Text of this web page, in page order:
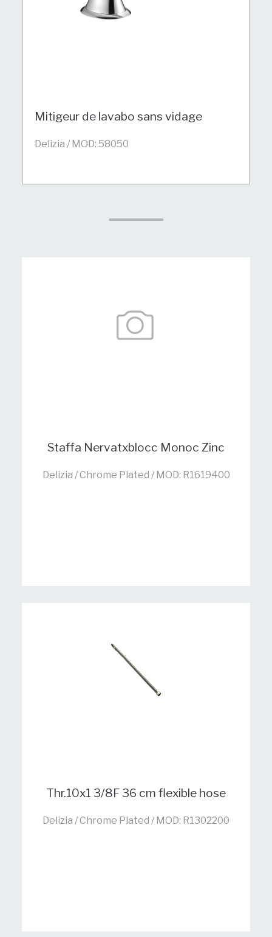
Mitigeur de lavabo sans vidage
Delizia / MOD: 58050
Staffa Nervatxblocc Monoc Zinc
Delizia / Chrome Plated / MOD: R1619400
Thr.10x1 3/8F 36 cm flexible hose
Delizia / Chrome Plated / MOD: R1302200